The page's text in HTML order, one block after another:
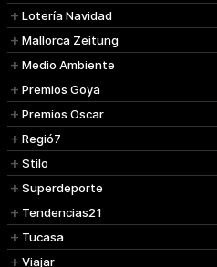
Lotería Navidad
Mallorca Zeitung
Medio Ambiente
Premios Goya
Premios Oscar
Regió7
Stilo
Superdeporte
Tendencias21
Tucasa
Viajar